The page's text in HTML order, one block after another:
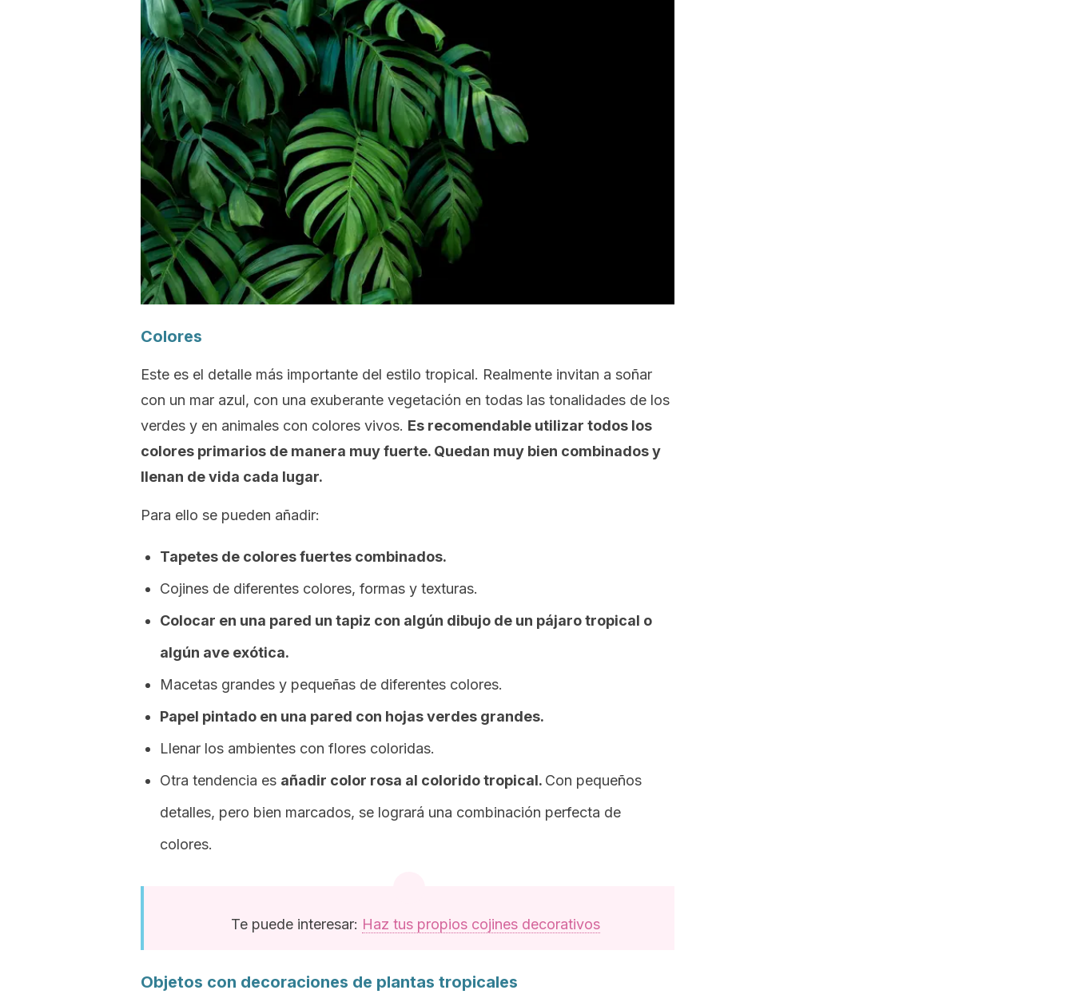
Colores
Este es el detalle más importante del estilo tropical. Realmente invitan a soñar
con un mar azul, con una exuberante vegetación en todas las tonalidades de los
verdes y en animales con colores vivos. Es recomendable utilizar todos los
colores primarios de manera muy fuerte. Quedan muy bien combinados y
llenan de vida cada lugar.
Para ello se pueden añadir:
Tapetes de colores fuertes combinados.
Cojines de diferentes colores, formas y texturas.
Colocar en una pared un tapiz con algún dibujo de un pájaro tropical o
algún ave exótica.
Macetas grandes y pequeñas de diferentes colores.
Papel pintado en una pared con hojas verdes grandes.
Llenar los ambientes con flores coloridas.
Otra tendencia es añadir color rosa al colorido tropical. Con pequeños
detalles, pero bien marcados, se logrará una combinación perfecta de
colores.
Te puede interesar: Haz tus propios cojines decorativos
Objetos con decoraciones de plantas tropicales